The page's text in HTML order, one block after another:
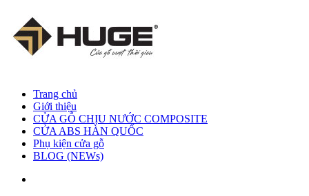
Trang chủ
Giới thiệu
CỬA GỖ CHỊU NƯỚC COMPOSITE
CỬA ABS HÀN QUỐC
Phụ kiện cửa gỗ
BLOG (NEWs)